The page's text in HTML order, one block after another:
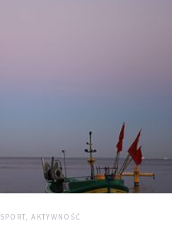
SPORT, AKTYWNOŚĆ